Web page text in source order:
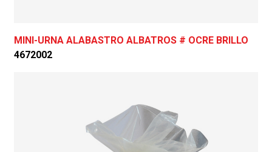
MINI-URNA ALABASTRO ALBATROS # OCRE BRILLO
4672002